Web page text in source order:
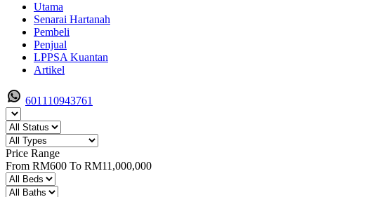
Utama
Senarai Hartanah
Pembeli
Penjual
LPPSA Kuantan
Artikel
601110943761
Price Range
From RM600 To RM11,000,000